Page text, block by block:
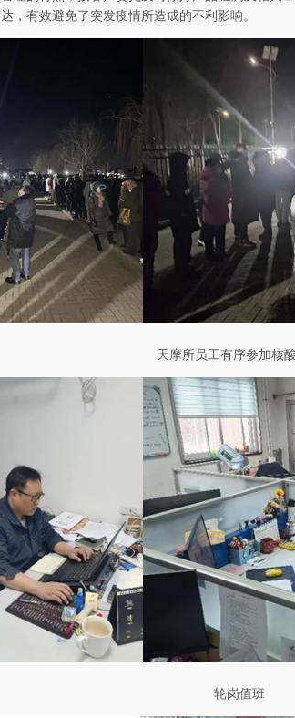
，有效避免了突发疫情所造成的不利影响。
天摩所员工有序参加核
轮岗值班